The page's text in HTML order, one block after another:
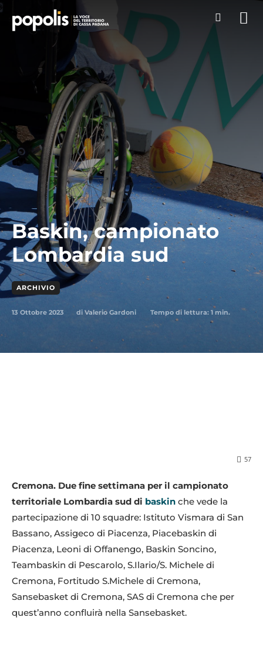
Baskin, campionato
Lombardia sud
ARCHIVIO
13 Ottobre 2023 di Valerio Gardoni Tempo di lettura: 1 min.
57
Cremona. Due fine settimana per il campionato
territoriale Lombardia sud di baskin che vede la
partecipazione di 10 squadre: Istituto Vismara di San
Bassano, Assigeco di Piacenza, Piacebaskin di
Piacenza, Leoni di Offanengo, Baskin Soncino,
Teambaskin di Pescarolo, S.Ilario/S. Michele di
Cremona, Fortitudo S.Michele di Cremona,
Sansebasket di Cremona, SAS di Cremona che per
quest’anno confluirà nella Sansebasket.